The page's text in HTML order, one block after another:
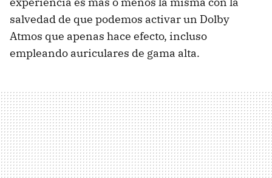
salvedad de que podemos activar un Dolby
Atmos que apenas hace efecto, incluso
empleando auriculares de gama alta.